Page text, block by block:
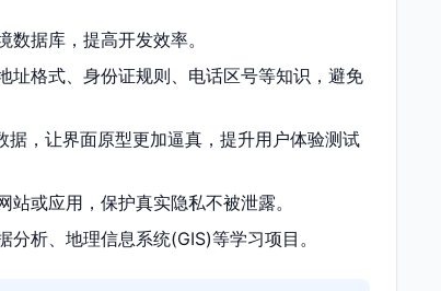
据库，提高开发效率。
址格式、身份证规则、电话区号等知识，避免
，让界面原型更加逼真，提升用户体验测试
或应用，保护真实隐私不被泄露。
析、地理信息系统(GIS)等学习项目。